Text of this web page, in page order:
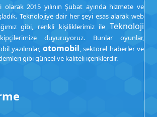
olarak 2015 yılının Şubat ayında hizmete ve
Teknolojiye dair her şeyi esas alarak web
gibi, renkli kişiliklerimiz ile Teknoloji
duyuruyoruz. Bunlar oyunlar,
yazılımlar, otomobil, sektörel haberler ve
gibi güncel ve kaliteli içeriklerdir.